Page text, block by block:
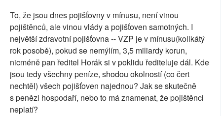
To, že jsou dnes pojišťovny v mínusu, není vinou
pojištěnců, ale vinou vlády a pojišťoven samotných. I
největší zdravotní pojišťovna -- VZP je v mínusu(kolikátý
rok posobě), pokud se nemýlím, 3,5 miliardy korun,
nicméně pan ředitel Horák si v poklidu řediteluje dál. Kde
jsou tedy všechny peníze, shodou okolností (co čert
nechtěl) všech pojišťoven najednou? Jak se skutečně
s penězi hospodaří, nebo to má znamenat, že pojištěnci
neplatí?